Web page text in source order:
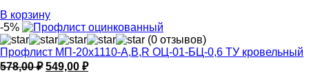
составляла
809,00 ₽.
В корзину
-5%
(0 отзывов)
Профлист МП-20х1110-A,B,R ОЦ-01-БЦ-0,6 ТУ кровельный
578,00₽ Первоначальная
549,00 ₽Текущая